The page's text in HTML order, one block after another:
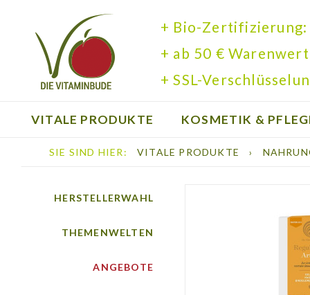
+ Bio-Zertifizierung:
+ ab 50 €
+ SSL-
VITALE PRODUKTE KOSMETIK &
BÜCHER
SIE SIND HIER: VITALE PRODUKTE ›
HERSTELLERWAHL
THEMENWELTEN
ANGEBOTE